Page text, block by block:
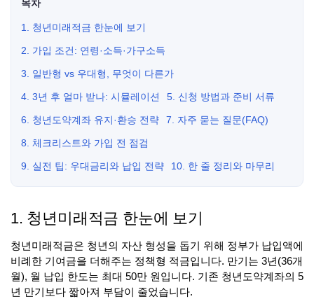
목차
1. 청년미래적금 한눈에 보기
2. 가입 조건: 연령·소득·가구소득
3. 일반형 vs 우대형, 무엇이 다른가
4. 3년 후 얼마 받나: 시뮬레이션 5. 신청 방법과 준비 서류
6. 청년도약계좌 유지·환승 전략 7. 자주 묻는 질문(FAQ)
8. 체크리스트와 가입 전 점검
9. 실전 팁: 우대금리와 납입 전략 10. 한 줄 정리와 마무리
1. 청년미래적금 한눈에 보기
청년미래적금은 청년의 자산 형성을 돕기 위해 정부가 납입액에
비례한 기여금을 더해주는 정책형 적금입니다. 만기는 3년(36개
월), 월 납입 한도는 최대 50만 원입니다. 기존 청년도약계좌의 5
년 만기보다 짧아져 부담이 줄었습니다.